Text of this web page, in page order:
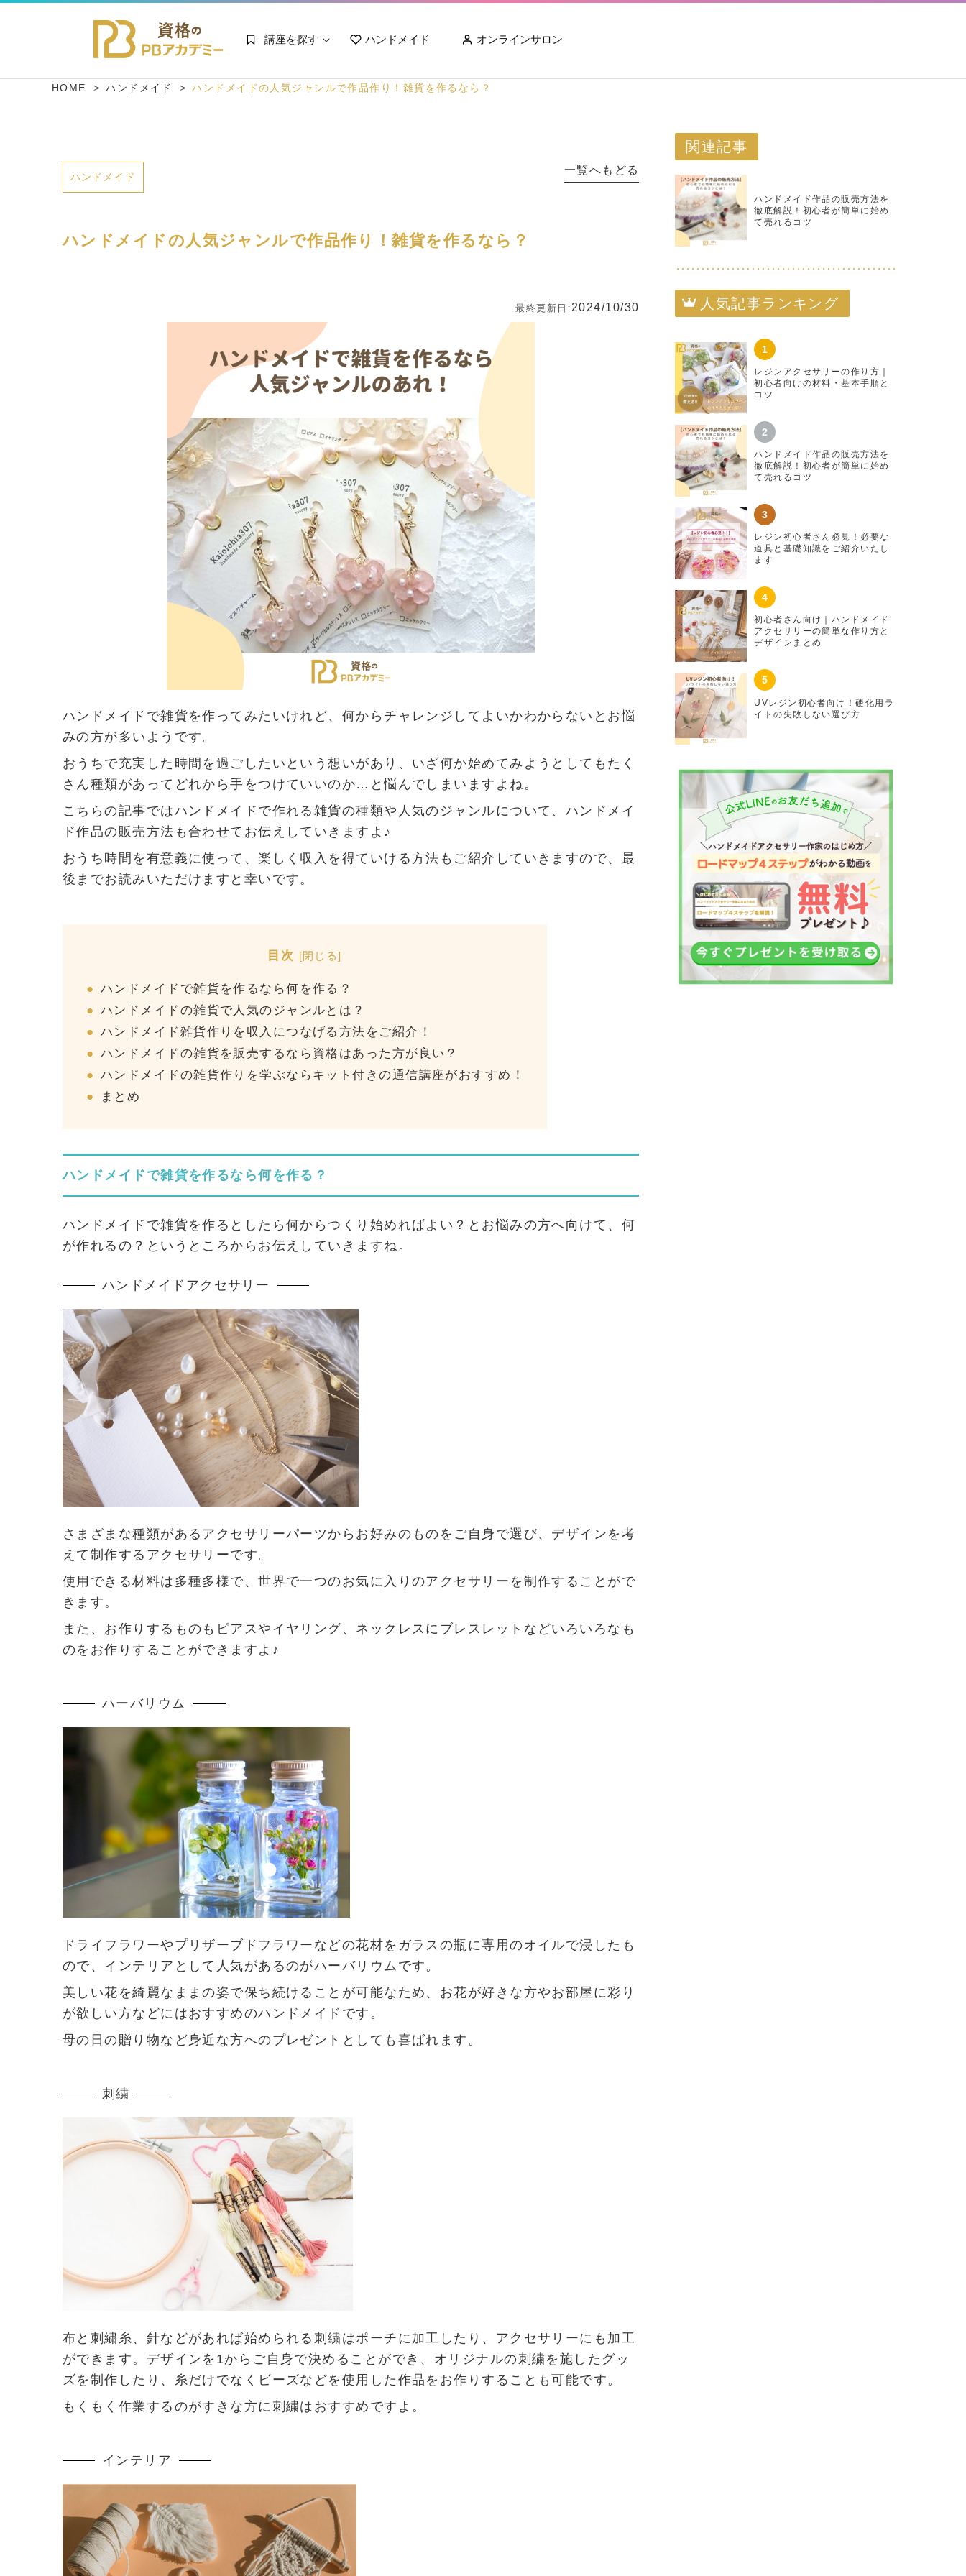
講座を探す ハンドメイド オンラインサロン
HOME ハンドメイド ハンドメイドの人気ジャンルで作品作り！雑貨を作るなら？
ハンドメイド
一覧へもどる
ハンドメイドの人気ジャンルで作品作り！雑貨を作るなら？
最終更新日: 2024/10/30
ハンドメイドで雑貨を作ってみたいけれど、何からチャレンジしてよいかわからないとお悩
みの方が多いようです。
おうちで充実した時間を過ごしたいという想いがあり、いざ何か始めてみようとしてもたく
さん種類があってどれから手をつけていいのか…と悩んでしまいますよね。
こちらの記事ではハンドメイドで作れる雑貨の種類や人気のジャンルについて、ハンドメイ
ド作品の販売方法も合わせてお伝えしていきますよ♪
おうち時間を有意義に使って、楽しく収入を得ていける方法もご紹介していきますので、最
後までお読みいただけますと幸いです。
目次 [閉じる]
ハンドメイドで雑貨を作るなら何を作る？
ハンドメイドの雑貨で人気のジャンルとは？
ハンドメイド雑貨作りを収入につなげる方法をご紹介！
ハンドメイドの雑貨を販売するなら資格はあった方が良い？
ハンドメイドの雑貨作りを学ぶならキット付きの通信講座がおすすめ！
まとめ
ハンドメイドで雑貨を作るなら何を作る？
ハンドメイドで雑貨を作るとしたら何からつくり始めればよい？とお悩みの方へ向けて、何
が作れるの？というところからお伝えしていきますね。
ハンドメイドアクセサリー
さまざまな種類があるアクセサリーパーツからお好みのものをご自身で選び、デザインを考
えて制作するアクセサリーです。
使用できる材料は多種多様で、世界で一つのお気に入りのアクセサリーを制作することがで
きます。
また、お作りするものもピアスやイヤリング、ネックレスにブレスレットなどいろいろなも
のをお作りすることができますよ♪
ハーバリウム
ドライフラワーやプリザーブドフラワーなどの花材をガラスの瓶に専用のオイルで浸したも
ので、インテリアとして人気があるのがハーバリウムです。
美しい花を綺麗なままの姿で保ち続けることが可能なため、お花が好きな方やお部屋に彩り
が欲しい方などにはおすすめのハンドメイドです。
母の日の贈り物など身近な方へのプレゼントとしても喜ばれます。
刺繍
布と刺繍糸、針などがあれば始められる刺繍はポーチに加工したり、アクセサリーにも加工
ができます。デザインを1からご自身で決めることができ、オリジナルの刺繍を施したグッ
ズを制作したり、糸だけでなくビーズなどを使用した作品をお作りすることも可能です。
もくもく作業するのがすきな方に刺繍はおすすめですよ。
インテリア
関連記事
ハンドメイド作品の販売方法を
徹底解説！初心者が簡単に始め
て売れるコツ
人気記事ランキング
レジンアクセサリーの作り方｜
初心者向けの材料・基本手順と
コツ
ハンドメイド作品の販売方法を
徹底解説！初心者が簡単に始め
て売れるコツ
レジン初心者さん必見！必要な
道具と基礎知識をご紹介いたし
ます
初心者さん向け｜ハンドメイド
アクセサリーの簡単な作り方と
デザインまとめ
UVレジン初心者向け！硬化用ラ
イトの失敗しない選び方